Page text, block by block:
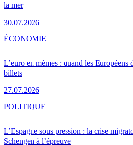
la mer
30.07.2026
L’euro en mèmes : quand les Européens
billets
27.07.2026
ÉCONOMIE
L’Espagne sous pression : la crise
Schengen à l’épreuve
POLITIQUE